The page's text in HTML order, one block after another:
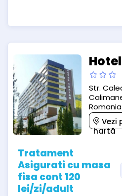
Str.
Romania
Vezi
hartă
Tratament
Asigurati cu masa
fisa cont 120
lei/zi/adult